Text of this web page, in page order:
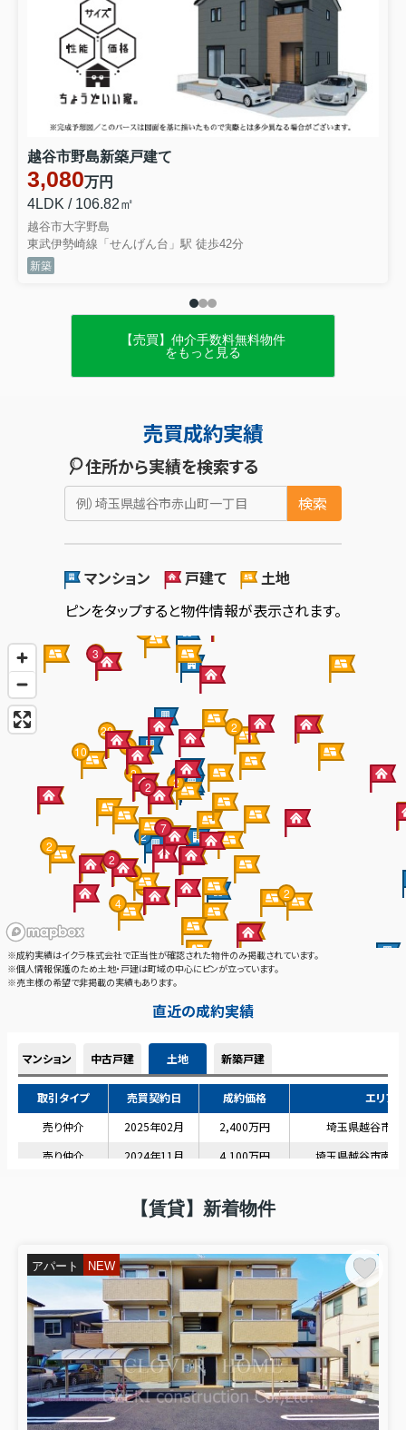
2026.04.20
ゴールデンウィーク休業のお知らせ
平素は格別のご高配を賜り、誠にありがとうございま
株式会社大関建設では、誠に勝手ながら下記の期間をゴ
ールデンウィーク休業とさせていただきます。
【休業期間】5月2日（土）～5月6日（水）
期間中にいただいたお問い合わせにつきましては、営業
ご不便をおかけいたしますが、何卒よろしくお願い申し
上げます。
不動産の無料相談でよくある質問【越
谷市】
不動産の無料相談でよくある質問まと
め【越谷市】 不動産の無料相談を検討
きます。 ...
2025.12.26
年末年始の休業に関して
【年末年始の休業について】
誠に勝手ながら、弊社では下記の期間を年末年始の休業とさ
休業期間：2025年12月28日（日）～2026年1月4日（日）
休業期間中に頂いたお問合せについきましては、2026年1月5
日（月）以降に順次対応させていただきますので、あらかじ
めご了承くださいませ。
ご不便をお掛けいたしますが、何卒宜しくお願い申し上げま
越谷市野島新築戸建て
3,080万円
4LDK / 106.82㎡
越谷市大字野島
東武伊勢崎線「せんげん台」駅 徒歩42分
新築
【売買】仲介手数料無料物件
をもっと見る
【賃貸】新着物件
アパート NEW